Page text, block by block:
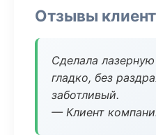
Отзывы
Сделала
гладко, без
заботливый.
— Клиент